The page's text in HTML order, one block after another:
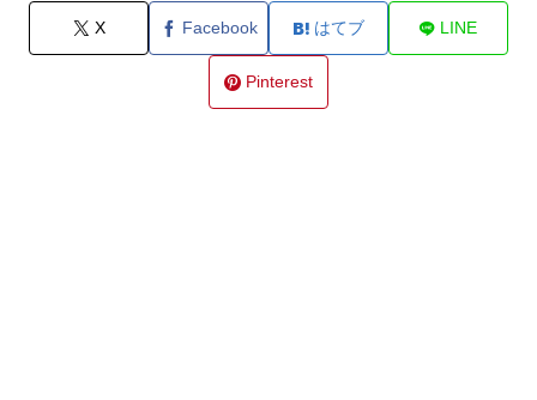
X Facebook はてブ LINE
Pinterest